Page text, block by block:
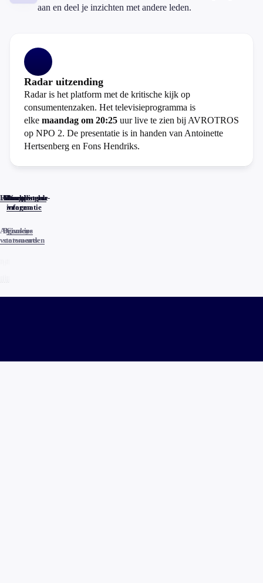
aan en deel je inzichten met andere leden.
Radar uitzending
Radar is het platform met de kritische kijk op
consumentenzaken. Het televisieprogramma is
elke maandag om 20:25 uur live te zien bij AVROTROS
op NPO 2. De presentatie is in handen van Antoinette
Hertsenberg en Fons Hendriks.
Home
Actueel
Uitzendingen
Reacties
Programma-
informatie
Veelgestelde
vragen
Algemene
voorwaarden
Privacy
statements
Cookies